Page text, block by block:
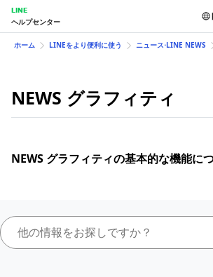
LINE
ヘルプセンター
ホーム LINEをより便利に使う ニュース⋅LINE NEWS
NEWS グラフィティ
NEWS グラフィティの基本的な機能に